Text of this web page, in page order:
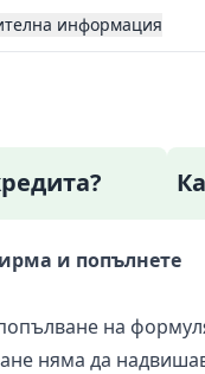
информация
и попълнете
на
няма да